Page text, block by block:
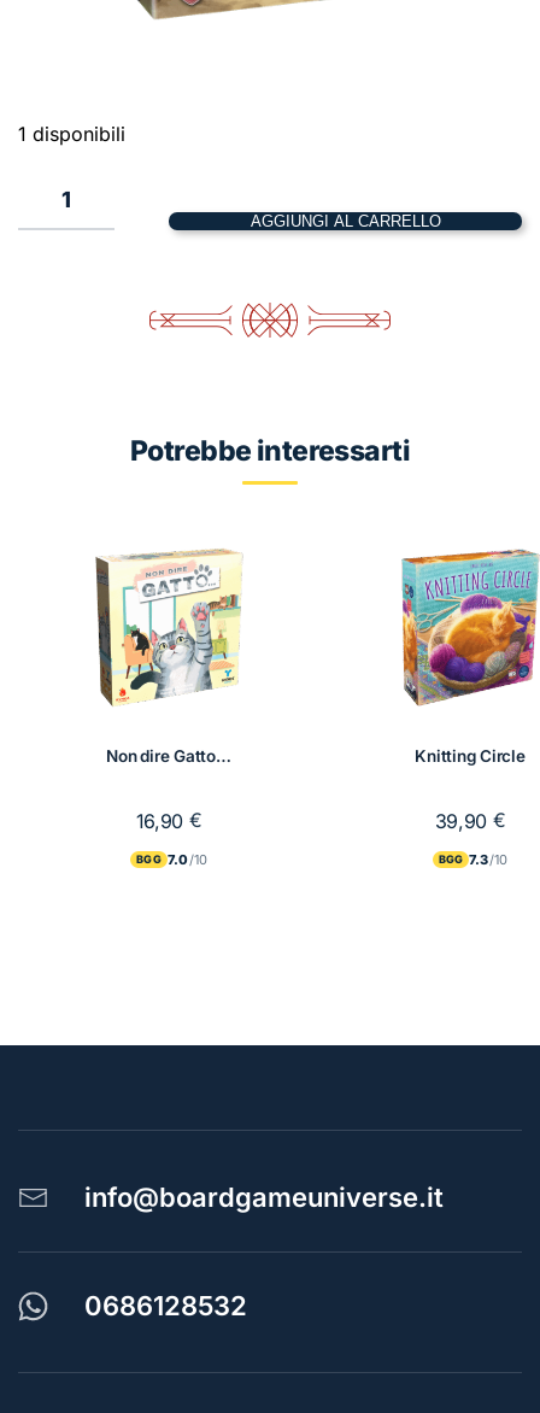
1 disponibili
1
Carcassonne
e
AGGIUNGI AL CARRELLO
Potrebbe interessarti
Non dire Gatto…
16,90 €
BGG 7.0
Knitting Circle
39,90 €
BGG 7.3
info@boardgameuniverse.it
0686128532